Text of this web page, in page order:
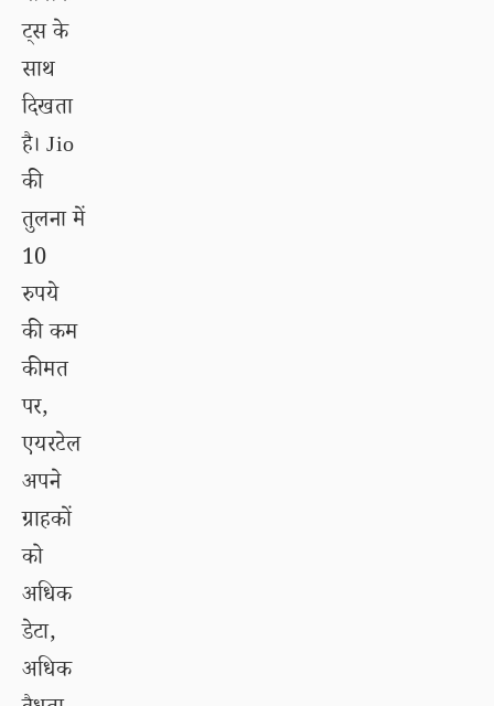
ट्स के
साथ
दिखता
है। Jio
की
तुलना में
10
रुपये
की कम
कीमत
पर,
एयरटेल
अपने
ग्राहकों
को
अधिक
डेटा,
अधिक